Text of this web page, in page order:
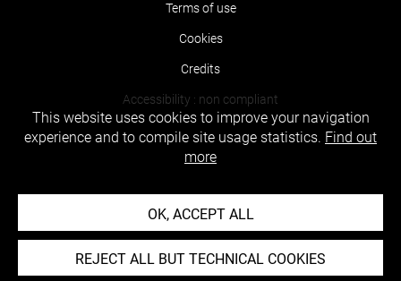
Terms of use
Cookies
Credits
Accessibility : non compliant
This website uses cookies to improve your navigation
experience and to compile site usage statistics. Find out
more
OK, ACCEPT ALL
REJECT ALL BUT TECHNICAL COOKIES